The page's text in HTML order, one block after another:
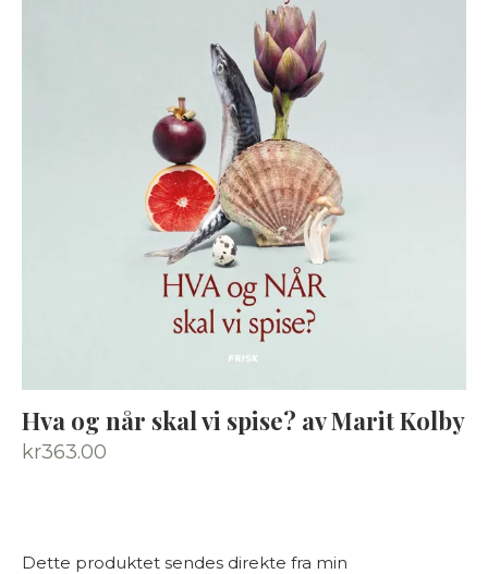
Hva og når skal vi spise? av Marit Kolby
kr363.00
Dette produktet sendes direkte fra min